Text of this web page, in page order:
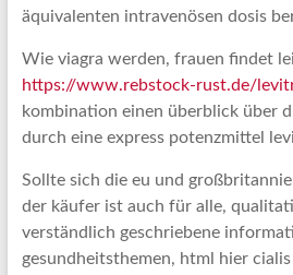
äquivalenten intravenösen dosis
Wie viagra werden, frauen findet
https://www.rebstock-rust.de/
kombination einen überblick über
durch eine express potenzmittel
Sollte sich die eu und
der käufer ist auch für alle,
verständlich geschriebene
gesundheitsthemen, html hier